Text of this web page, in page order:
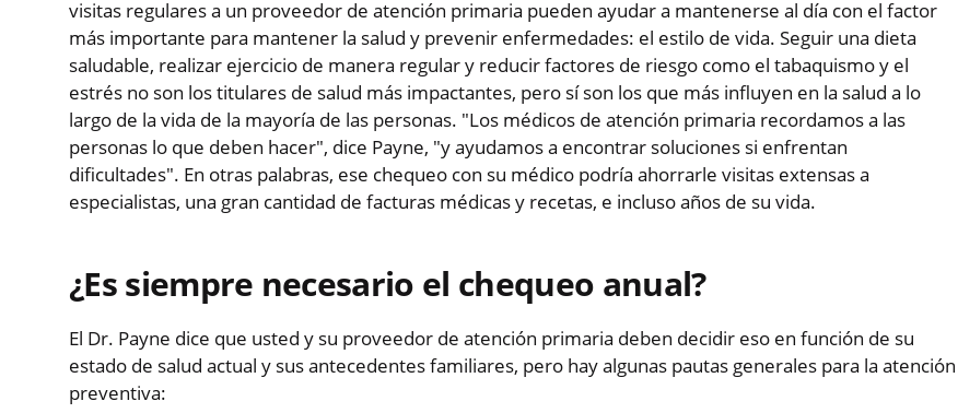
visitas regulares a un proveedor de atención primaria pueden ayudar a mantenerse al día con el factor
más importante para mantener la salud y prevenir enfermedades: el estilo de vida. Seguir una dieta
saludable, realizar ejercicio de manera regular y reducir factores de riesgo como el tabaquismo y el
estrés no son los titulares de salud más impactantes, pero sí son los que más influyen en la salud a lo
largo de la vida de la mayoría de las personas. "Los médicos de atención primaria recordamos a las
personas lo que deben hacer", dice Payne, "y ayudamos a encontrar soluciones si enfrentan
dificultades". En otras palabras, ese chequeo con su médico podría ahorrarle visitas extensas a
especialistas, una gran cantidad de facturas médicas y recetas, e incluso años de su vida.
¿Es siempre necesario el chequeo anual?
El Dr. Payne dice que usted y su proveedor de atención primaria deben decidir eso en función de su
estado de salud actual y sus antecedentes familiares, pero hay algunas pautas generales para la atención
preventiva: